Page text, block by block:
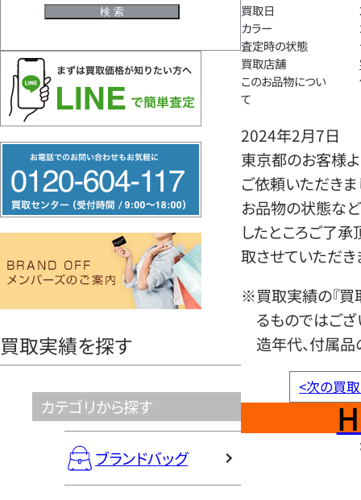
リ
ー
ヤ
買取実績を探す
カテゴリから探す
ブランドバッグ
買取日
カラー
査定時の状態
買取店舗
このお品物につい
て
2024年2月7日
東京都のお客様
ご依頼いただきま
お品物の状態など
したところご了
取させていただき
※買取実績の『買
るものではござ
造年代、付属品
<次の買